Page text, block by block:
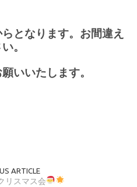
となります。お間違え
。
いいたします。
ARTICLE
リスマス会